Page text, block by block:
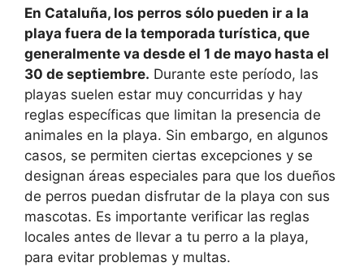
En Cataluña, los perros sólo pueden ir a la
playa fuera de la temporada turística, que
generalmente va desde el 1 de mayo hasta el
30 de septiembre. Durante este período, las
playas suelen estar muy concurridas y hay
reglas específicas que limitan la presencia de
animales en la playa. Sin embargo, en algunos
casos, se permiten ciertas excepciones y se
designan áreas especiales para que los dueños
de perros puedan disfrutar de la playa con sus
mascotas. Es importante verificar las reglas
locales antes de llevar a tu perro a la playa,
para evitar problemas y multas.